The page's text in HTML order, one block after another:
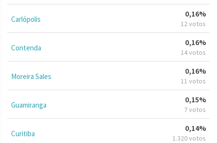
Carlópolis
0,16%
12 votos
Contenda
0,16%
14 votos
Moreira Sales
0,16%
11 votos
Guamiranga
0,15%
7 votos
Curitiba
0,14%
1.320 votos